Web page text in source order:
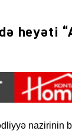
heyəti
nazirinin